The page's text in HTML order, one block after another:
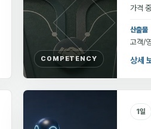
COMPETENCY
가격
산출물
고객/
상세
1일